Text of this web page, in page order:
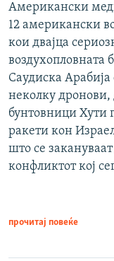
Американски
12 американски
кои двајца
воздухопловната
Саудиска
неколку дронови,
бунтовници Хути
ракети кон
што се
конфликтот кој
прочитај повеќе